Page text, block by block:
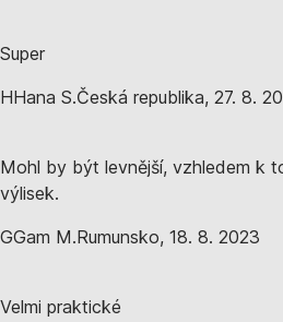
Super
HHana S.Česká republika, 27. 8.
Mohl by být levnější, vzhledem k
výlisek.
GGam M.Rumunsko, 18. 8. 2023
Velmi praktické